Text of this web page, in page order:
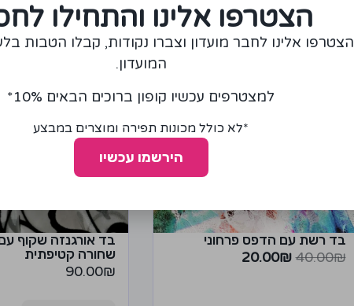
מבצע!
בד רשת עם הדפס פרחוני
40.00₪
20.00₪
בד אורגנזה שקוף
שחורה קטיפתית
90.00₪
הצטרפו אלינו והתחילו
הצטרפו אלינו לחבר מועדון וצברו נקודות, קבלו הטבות
המועדון.
למצטרפים עכשיו קופון ברוכים הבאים 10%*
*לא כולל מכונות תפירה ומוצרים במבצע
הירשמו עכשיו